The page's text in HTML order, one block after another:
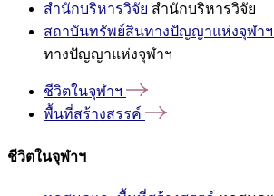
สำนักบริหารวิจัย สำนักบริหารวิจัย
สถาบันทรัพย์สินทางปัญญาแห่งจุฬาฯ
ทางปัญญาแห่งจุฬาฯ
ชีวิตในจุฬาฯ
พื้นที่สร้างสรรค์
ชีวิตในจุฬาฯ